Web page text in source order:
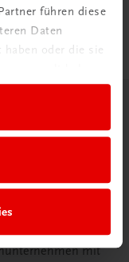
führen diese
Daten
oder die sie
mit